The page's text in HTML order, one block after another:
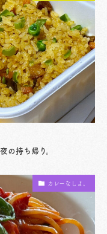
の持ち帰り。
カレーなしよ。